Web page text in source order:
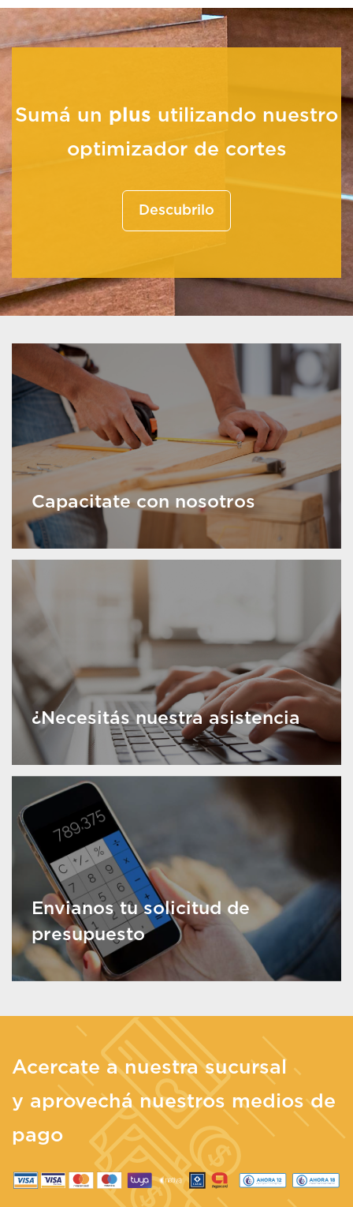
Sumá un plus utilizando nuestro
optimizador de cortes
Descubrilo
Capacitate con nosotros
¿Necesitás nuestra asistencia
Envianos tu solicitud de
presupuesto
Acercate a nuestra sucursal
y aprovechá nuestros medios de
pago